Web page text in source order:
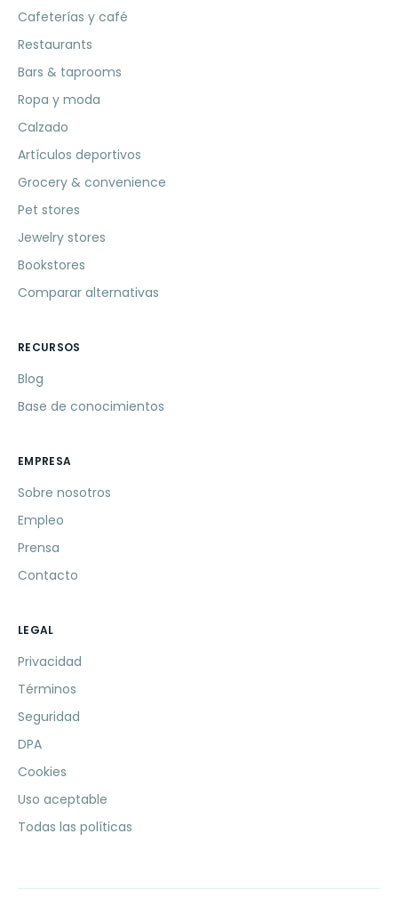
Cafeterías y café
Restaurants
Bars & taprooms
Ropa y moda
Calzado
Artículos deportivos
Grocery & convenience
Pet stores
Jewelry stores
Bookstores
Comparar alternativas
RECURSOS
Blog
Base de conocimientos
EMPRESA
Sobre nosotros
Empleo
Prensa
Contacto
LEGAL
Privacidad
Términos
Seguridad
DPA
Cookies
Uso aceptable
Todas las políticas